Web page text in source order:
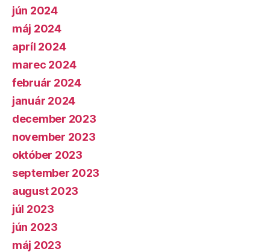
jún 2024
máj 2024
apríl 2024
marec 2024
február 2024
január 2024
december 2023
november 2023
október 2023
september 2023
august 2023
júl 2023
jún 2023
máj 2023